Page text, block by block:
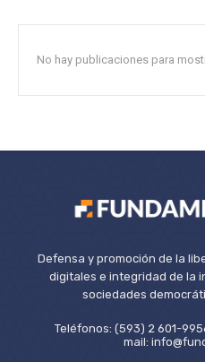
No hay publicaciones para
Defensa y promoción de la
digitales e integridad de la
sociedades
Teléfonos: (593) 2 601-
mail: